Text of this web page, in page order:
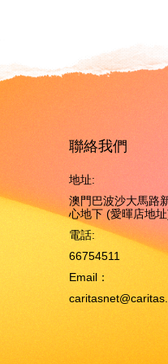
聯絡我們
地址:
澳門巴波沙大馬路
心地下 (愛暉店地
電話:
66754511
Email：